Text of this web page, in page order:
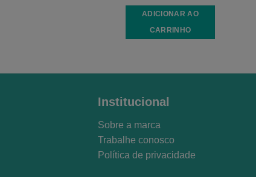
ADICIONAR AO
CARRINHO
Institucional
Sobre a marca
Trabalhe conosco
Política de privacidade